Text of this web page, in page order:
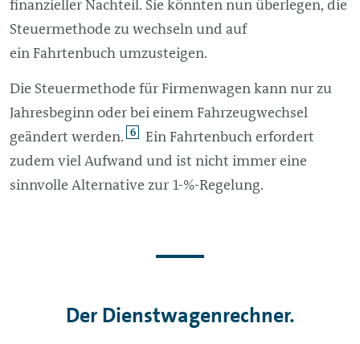
finanzieller Nachteil. Sie könnten nun überlegen, die
Steuermethode zu wechseln und auf
ein Fahrtenbuch umzusteigen.
Die Steuermethode für Firmenwagen kann nur zu
Jahresbeginn oder bei einem Fahrzeugwechsel
geändert werden. 6
Ein Fahrtenbuch erfordert
zudem viel Aufwand und ist nicht immer eine
sinnvolle Alternative zur 1-%-Regelung.
Der Dienstwagenrechner.